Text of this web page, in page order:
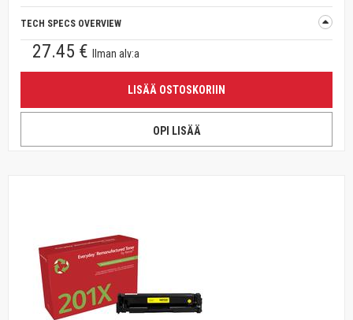
TECH SPECS OVERVIEW
27.45 € Ilman alv:a
LISÄÄ OSTOSKORIIN
OPI LISÄÄ